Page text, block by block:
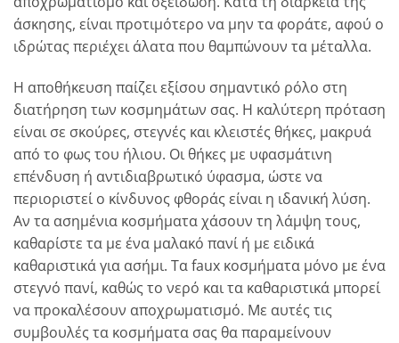
άσκησης, είναι προτιμότερο να μην τα φοράτε, αφού ο
ιδρώτας περιέχει άλατα που θαμπώνουν τα μέταλλα.
Η αποθήκευση παίζει εξίσου σημαντικό ρόλο στη
διατήρηση των κοσμημάτων σας. Η καλύτερη πρόταση
είναι σε σκούρες, στεγνές και κλειστές θήκες, μακρυά
από το φως του ήλιου. Οι θήκες με υφασμάτινη
επένδυση ή αντιδιαβρωτικό ύφασμα, ώστε να
περιοριστεί ο κίνδυνος φθοράς είναι η ιδανική λύση.
Αν τα ασημένια κοσμήματα χάσουν τη λάμψη τους,
καθαρίστε τα με ένα μαλακό πανί ή με ειδικά
καθαριστικά για ασήμι. Τα faux κοσμήματα μόνο με ένα
στεγνό πανί, καθώς το νερό και τα καθαριστικά μπορεί
να προκαλέσουν αποχρωματισμό. Με αυτές τις
συμβουλές τα κοσμήματα σας θα παραμείνουν